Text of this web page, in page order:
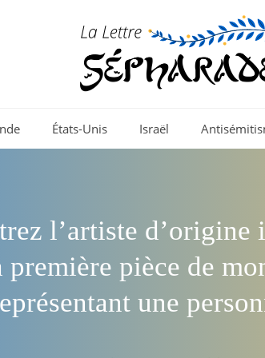
États-Unis Israël
l’artiste d’origine
première pièce de
une